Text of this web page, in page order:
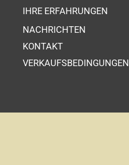
IHRE ERFAHRUNGEN
NACHRICHTEN
KONTAKT
VERKAUFSBEDINGUNGEN